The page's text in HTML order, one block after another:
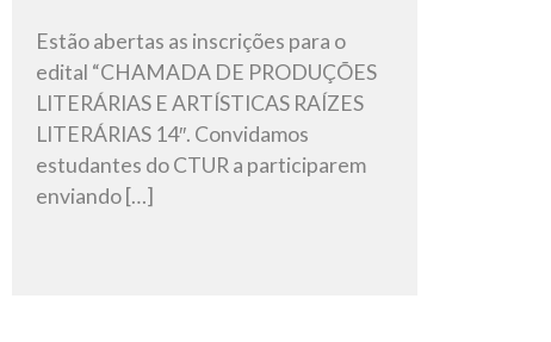
Estão abertas as inscrições para o
edital “CHAMADA DE PRODUÇÕES
LITERÁRIAS E ARTÍSTICAS RAÍZES
LITERÁRIAS 14″. Convidamos
estudantes do CTUR a participarem
enviando […]